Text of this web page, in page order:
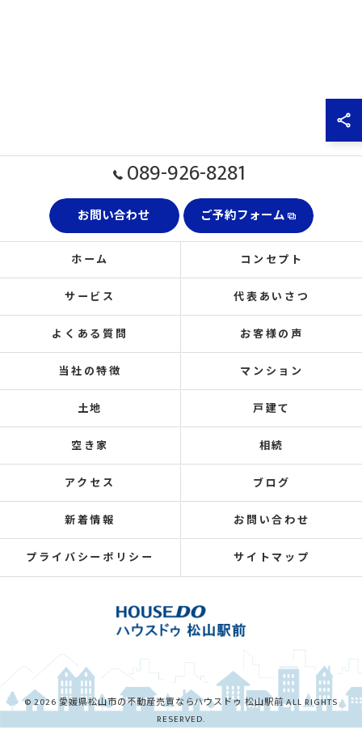
089-926-8281
お問い合わせ ご予約フォーム
ホーム コンセプト
サービス 代表あいさつ
よくある質問 お客様の声
当社の特徴 マンション
土地 戸建て
空き家 相続
アクセス ブログ
新着情報 お問い合わせ
プライバシーポリシー サイトマップ
© 2026 愛媛県松山市の不動産売買ならハウスドゥ 松山駅前 ALL RIGHTS
RESERVED.